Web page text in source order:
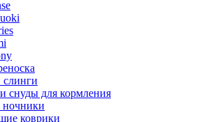
слинги
снуды для кормления
коврики